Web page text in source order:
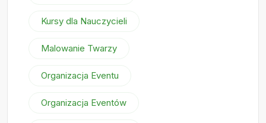
Kursy dla Nauczycieli
Malowanie Twarzy
Organizacja Eventu
Organizacja Eventów